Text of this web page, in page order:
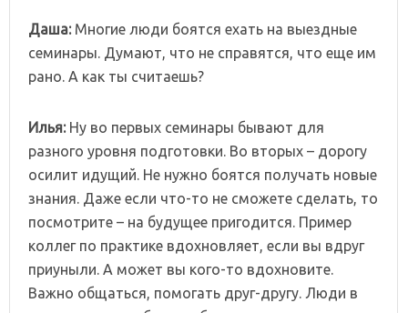
Даша:Многие люди боятся ехать на выездные
семинары. Думают, что не справятся, что еще им
рано. А как ты считаешь?
Илья: Ну во первых семинары бывают для
разного уровня подготовки. Во вторых – дорогу
осилит идущий. Не нужно боятся получать новые
знания. Даже если что-то не сможете сделать, то
посмотрите – на будущее пригодится. Пример
коллег по практике вдохновляет, если вы вдруг
приуныли. А может вы кого-то вдохновите.
Важно общаться, помогать друг-другу. Люди в